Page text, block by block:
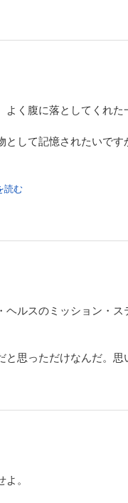
く腹に落としてくれた
して記憶されたいで
読む
ルスのミッション・
と思っただけなんだ。
。